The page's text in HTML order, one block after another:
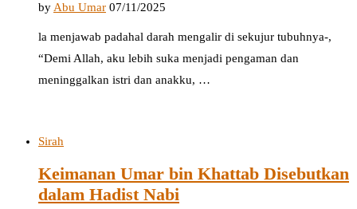
by Abu Umar 07/11/2025
la menjawab padahal darah mengalir di sekujur tubuhnya-,
“Demi Allah, aku lebih suka menjadi pengaman dan
meninggalkan istri dan anakku, …
Sirah
Keimanan Umar bin Khattab Disebutkan
dalam Hadist Nabi